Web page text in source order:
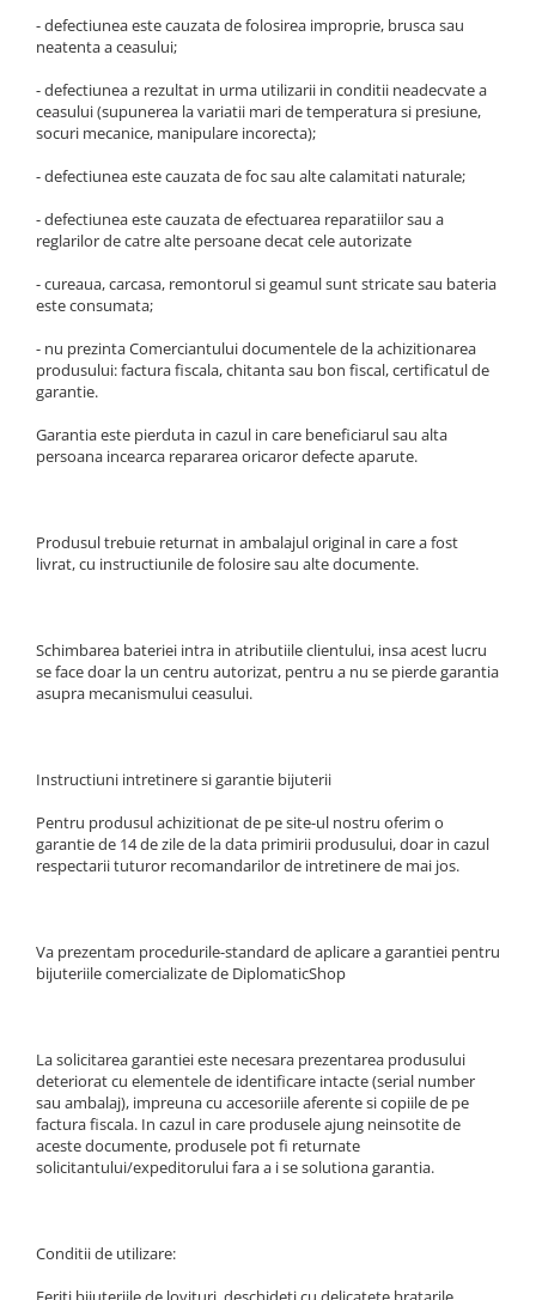
- defectiunea este cauzata de folosirea improprie, brusca sau
neatenta a ceasului;
- defectiunea a rezultat in urma utilizarii in conditii neadecvate a
ceasului (supunerea la variatii mari de temperatura si presiune,
socuri mecanice, manipulare incorecta);
- defectiunea este cauzata de foc sau alte calamitati naturale;
- defectiunea este cauzata de efectuarea reparatiilor sau a
reglarilor de catre alte persoane decat cele autorizate
- cureaua, carcasa, remontorul si geamul sunt stricate sau bateria
este consumata;
- nu prezinta Comerciantului documentele de la achizitionarea
produsului: factura fiscala, chitanta sau bon fiscal, certificatul de
garantie.
Garantia este pierduta in cazul in care beneficiarul sau alta
persoana incearca repararea oricaror defecte aparute.
Produsul trebuie returnat in ambalajul original in care a fost
livrat, cu instructiunile de folosire sau alte documente.
Schimbarea bateriei intra in atributiile clientului, insa acest lucru
se face doar la un centru autorizat, pentru a nu se pierde garantia
asupra mecanismului ceasului.
Instructiuni intretinere si garantie bijuterii
Pentru produsul achizitionat de pe site-ul nostru oferim o
garantie de 14 de zile de la data primirii produsului, doar in cazul
respectarii tuturor recomandarilor de intretinere de mai jos.
Va prezentam procedurile-standard de aplicare a garantiei pentru
bijuteriile comercializate de DiplomaticShop
La solicitarea garantiei este necesara prezentarea produsului
deteriorat cu elementele de identificare intacte (serial number
sau ambalaj), impreuna cu accesoriile aferente si copiile de pe
factura fiscala. In cazul in care produsele ajung neinsotite de
aceste documente, produsele pot fi returnate
solicitantului/expeditorului fara a i se solutiona garantia.
Conditii de utilizare: